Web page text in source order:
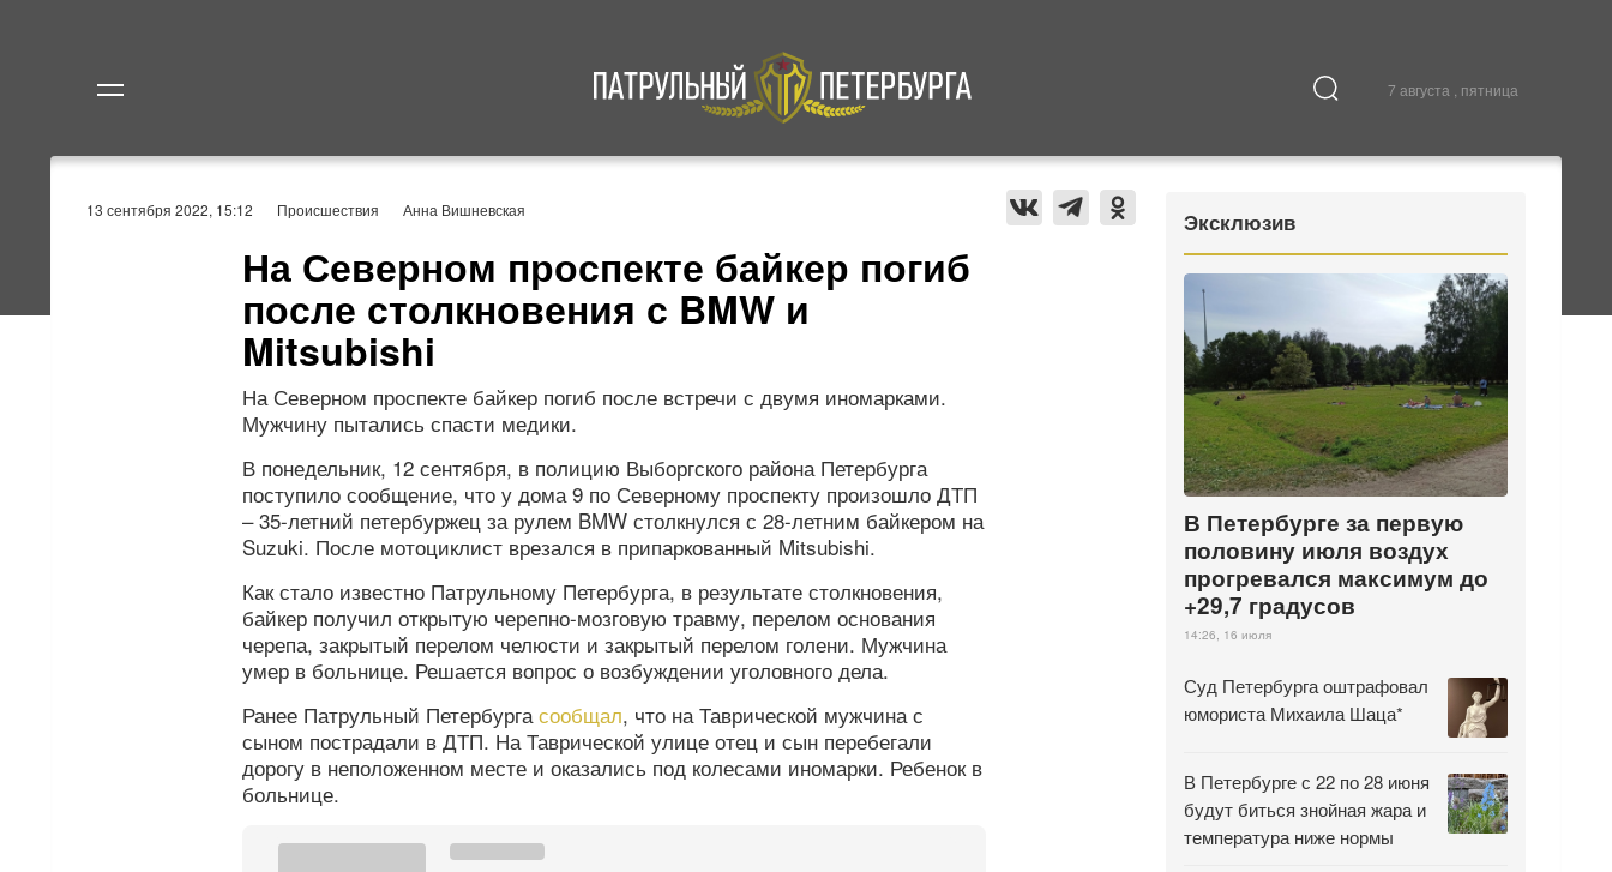
7 августа , пятница
Происшествия Культура
13 сентября 2022, 15:12 Происшествия Анна Вишневская
На Северном проспекте байкер погиб
после столкновения с BMW и
Mitsubishi
На Северном проспекте байкер погиб после встречи с двумя иномарками.
Мужчину пытались спасти медики.
В понедельник, 12 сентября, в полицию Выборгского района Петербурга
поступило сообщение, что у дома 9 по Северному проспекту произошло ДТП
– 35-летний петербуржец за рулем BMW столкнулся с 28-летним байкером на
Suzuki. После мотоциклист врезался в припаркованный Mitsubishi.
Как стало известно Патрульному Петербурга, в результате столкновения,
байкер получил открытую черепно-мозговую травму, перелом основания
черепа, закрытый перелом челюсти и закрытый перелом голени. Мужчина
умер в больнице. Решается вопрос о возбуждении уголовного дела.
Ранее Патрульный Петербургасообщал, что на Таврической мужчина с
сыном пострадали в ДТП. На Таврической улице отец и сын перебегали
дорогу в неположенном месте и оказались под колесами иномарки. Ребенок в
больнице.
Эксклюзив
В Петербурге за первую
половину июля воздух
прогревался максимум до
+29,7 градусов
14:26, 16 июля
Суд Петербурга оштрафовал
юмориста Михаила Шаца*
В Петербурге с 22 по 28 июня
будут биться знойная жара и
температура ниже нормы